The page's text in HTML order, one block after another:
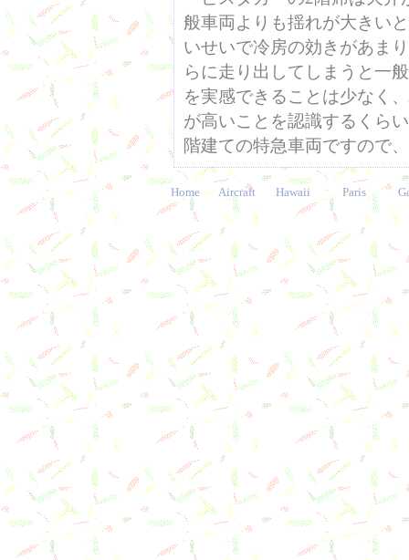
般車両よりも揺れが大きい
いせいで冷房の効きがあま
らに走り出してしまうと一
を実感できることは少なく
が高いことを認識するくら
階建ての特急車両ですので
Home Aircraft Hawaii Paris